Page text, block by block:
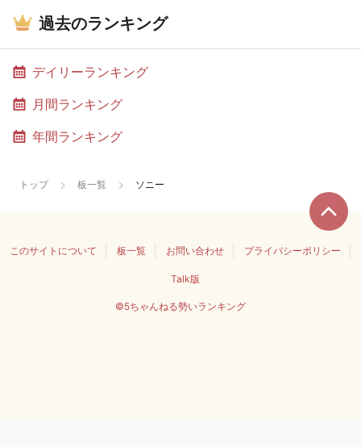
過去のランキング
デイリーランキング
月間ランキング
年間ランキング
トップ 板一覧 ソニー
このサイトについて 板一覧 お問い合わせ プライバシーポリシー
Talk版
©5ちゃんねる勢いランキング